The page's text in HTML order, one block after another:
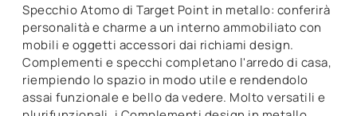
Specchio Atomo di Target Point in metallo: conferirà
personalità e charme a un interno ammobiliato con
mobili e oggetti accessori dai richiami design.
Complementi e specchi completano l'arredo di casa,
riempiendo lo spazio in modo utile e rendendolo
assai funzionale e bello da vedere. Molto versatili e